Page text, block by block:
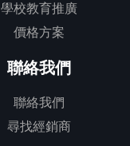
學校教育推廣
價格方案
聯絡我們
聯絡我們
尋找經銷商